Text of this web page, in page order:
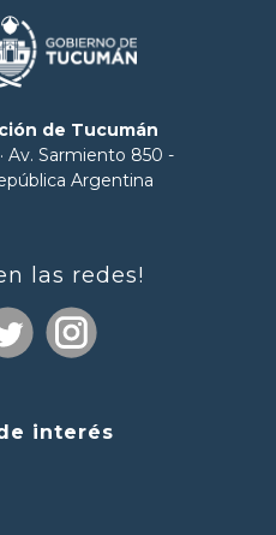
de Tucumán
Av. Sarmiento 850 -
Argentina
las redes!
interés